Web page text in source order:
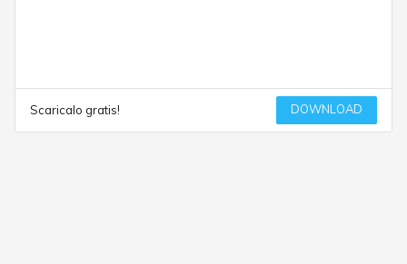
Scaricalo gratis! DOWNLOAD